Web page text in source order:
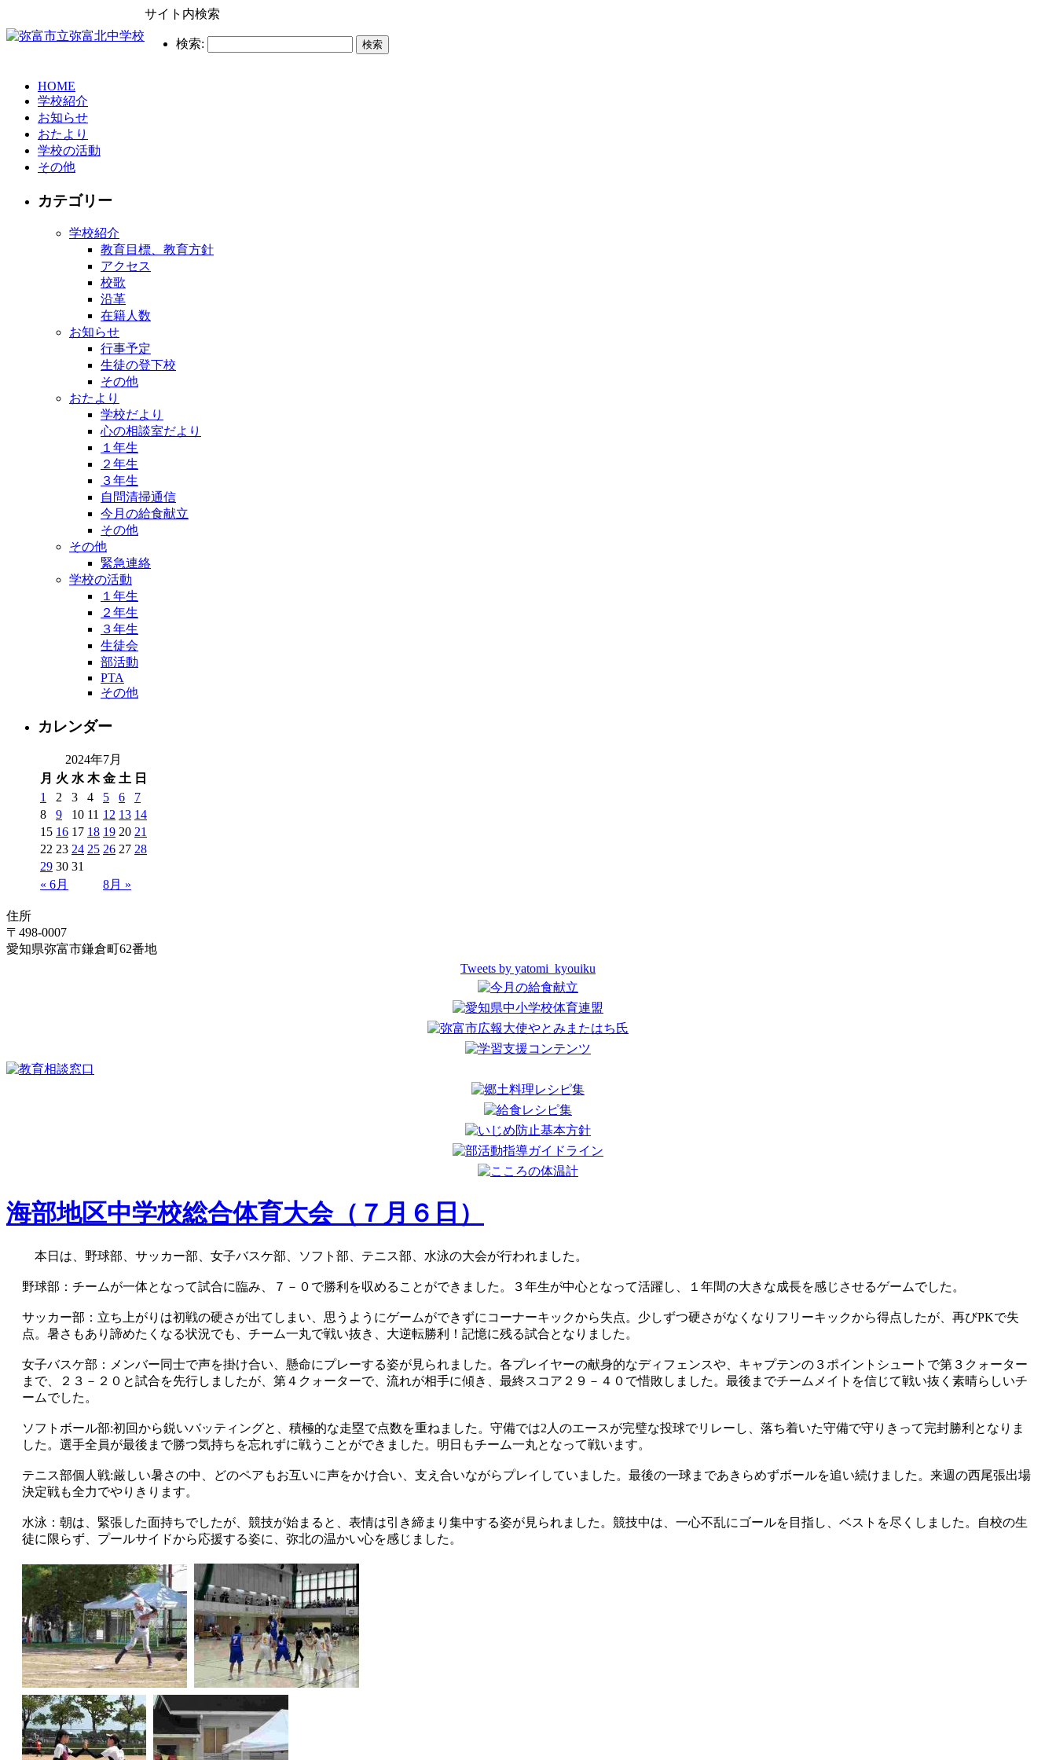
サイト内検索
検索:
HOME
学校紹介
お知らせ
おたより
学校の活動
その他
カテゴリー
学校紹介
教育目標、教育方針
アクセス
校歌
沿革
在籍人数
お知らせ
行事予定
生徒の登下校
その他
おたより
学校だより
心の相談室だより
１年生
２年生
３年生
自問清掃通信
今月の給食献立
その他
その他
緊急連絡
学校の活動
１年生
２年生
３年生
生徒会
部活動
PTA
その他
カレンダー
2024年7月
月 火 水 木 金 土 日
« 6月 8月 »
1 2 3 4 5 6
7
8
9 10 11 12 13 14
15 16 17 18 19 20 21
22 23 24 25 26 27 28
29 30 31
住所
〒498-0007
愛知県弥富市鎌倉町62番地
Tweets by yatomi_kyouiku
海部地区中学校総合体育大会（７月６日）
本日は、野球部、サッカー部、女子バスケ部、ソフト部、テニス部、水泳の大会が行われました。
野球部：チームが一体となって試合に臨み、７－０で勝利を収めることができました。３年生が中心となって活躍し、１年間の大きな成長を感じさせるゲームでした。
サッカー部：立ち上がりは初戦の硬さが出てしまい、思うようにゲームができずにコーナーキックから失点。少しずつ硬さがなくなりフリーキックから得点したが、再びPKで失
点。暑さもあり諦めたくなる状況でも、チーム一丸で戦い抜き、大逆転勝利！記憶に残る試合となりました。
女子バスケ部：メンバー同士で声を掛け合い、懸命にプレーする姿が見られました。各プレイヤーの献身的なディフェンスや、キャプテンの３ポイントシュートで第３クォーター
まで、２３－２０と試合を先行しましたが、第４クォーターで、流れが相手に傾き、最終スコア２９－４０で惜敗しました。最後までチームメイトを信じて戦い抜く素晴らしいチ
ームでした。
ソフトボール部:初回から鋭いバッティングと、積極的な走塁で点数を重ねました。守備では2人のエースが完璧な投球でリレーし、落ち着いた守備で守りきって完封勝利となりま
した。選手全員が最後まで勝つ気持ちを忘れずに戦うことができました。明日もチーム一丸となって戦います。
テニス部個人戦:厳しい暑さの中、どのペアもお互いに声をかけ合い、支え合いながらプレイしていました。最後の一球まであきらめずボールを追い続けました。来週の西尾張出場
決定戦も全力でやりきります。
水泳：朝は、緊張した面持ちでしたが、競技が始まると、表情は引き締まり集中する姿が見られました。競技中は、一心不乱にゴールを目指し、ベストを尽くしました。自校の生
徒に限らず、プールサイドから応援する姿に、弥北の温かい心を感じました。